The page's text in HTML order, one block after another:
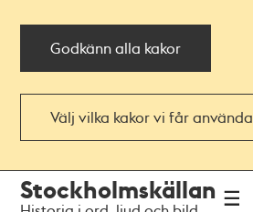
Godkänn alla kakor
Välj vilka kakor vi får använda
navigationen
huvudinnehållet
Stockholmskällan